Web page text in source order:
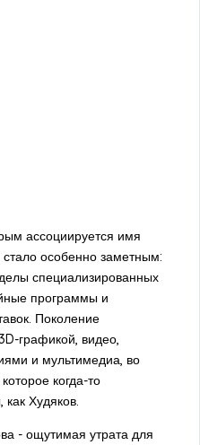
ассоциируется имя
особенно заметным:
специализированных
программы и
Поколение
графикой, видео,
и мультимедиа, во
когда-то
Худяков.
- ощутимая утрата для